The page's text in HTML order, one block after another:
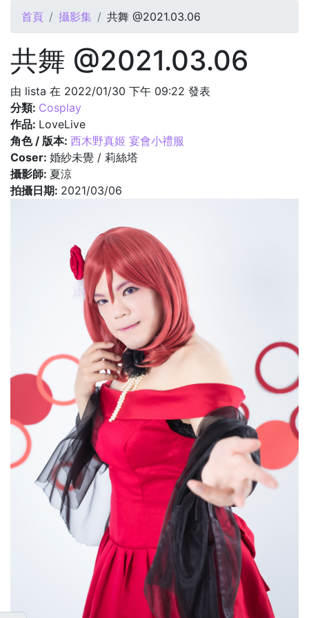
您在這裡
首頁 攝影集 共舞 @2021.03.06
共舞 @2021.03.06
由 lista 在 2022/01/30 下午 09:22 發表
分類: Cosplay
作品: LoveLive
角色 / 版本: 西木野真姬 宴會小禮服
Coser: 婚紗未覺 / 莉絲塔
攝影師: 夏涼
拍攝日期: 2021/03/06